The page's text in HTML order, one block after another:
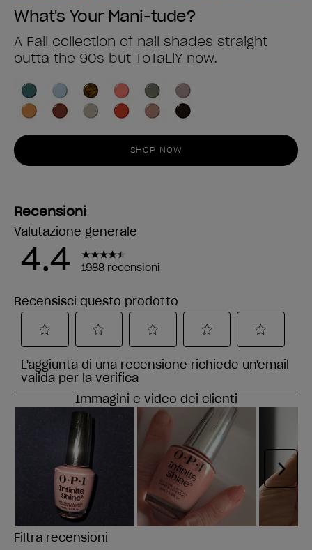
What's Your Mani-tude?
A Fall collection of nail shades straight
outta the 90s but ToTaLlY now.
SHOP NOW